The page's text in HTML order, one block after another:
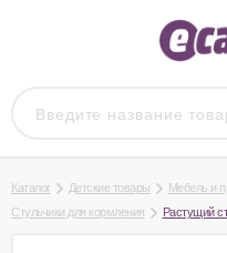
Каталог Детские товары
Мебель и
Стульчики для кормления
Растущий